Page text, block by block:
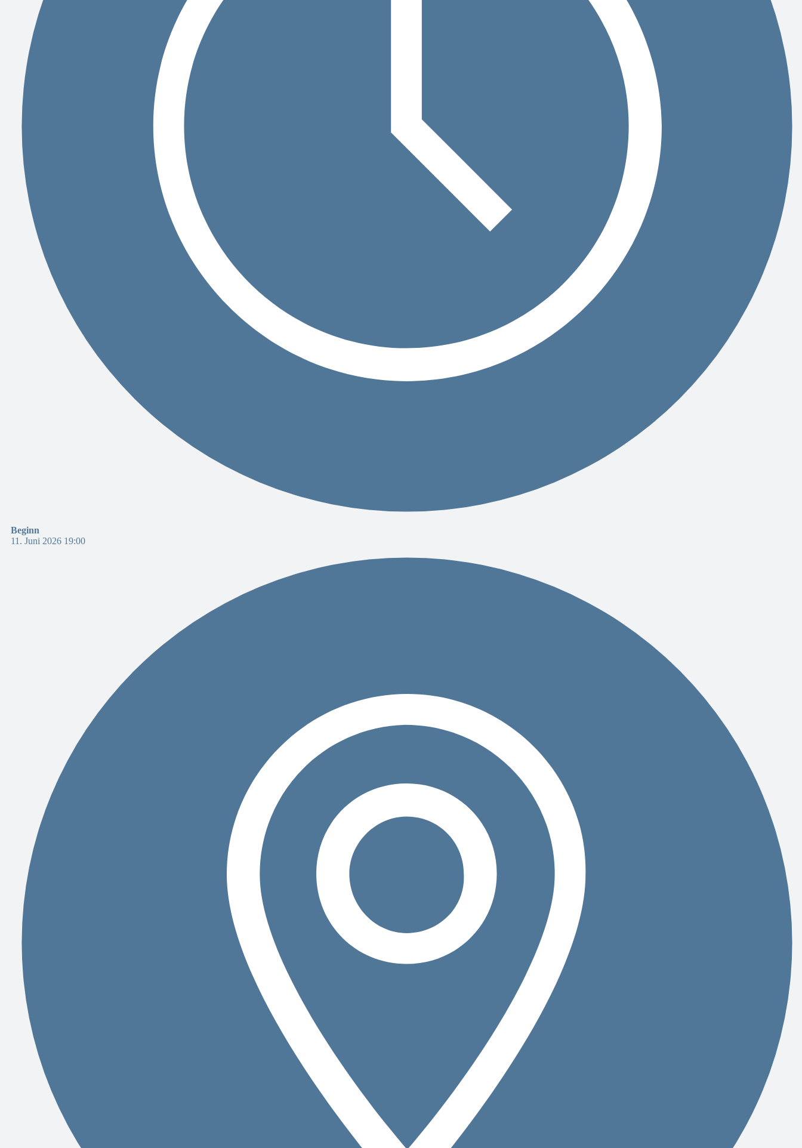
Beginn
11. Juni 2026 19:00